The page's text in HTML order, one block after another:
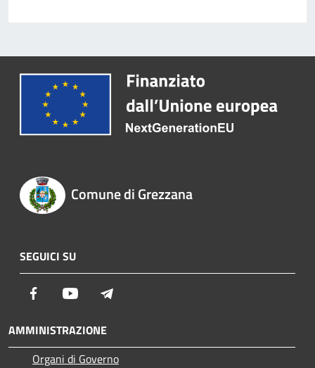
Comune di Grezzana
SEGUICI SU
Facebook Youtube
AMMINISTRAZIONE
Organi di Governo